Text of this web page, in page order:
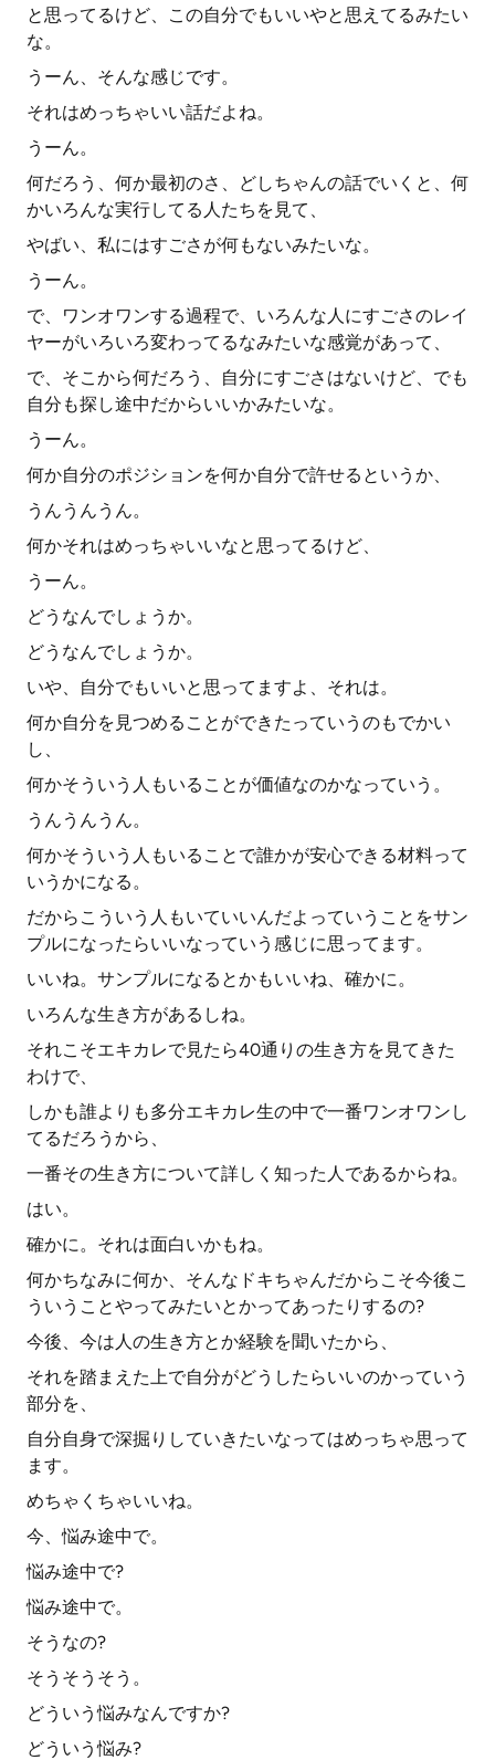
と思ってるけど、この自分でもいいやと思えてるみたい
な。
うーん、そんな感じです。
それはめっちゃいい話だよね。
うーん。
何だろう、何か最初のさ、どしちゃんの話でいくと、何
かいろんな実行してる人たちを見て、
やばい、私にはすごさが何もないみたいな。
うーん。
で、ワンオワンする過程で、いろんな人にすごさのレイ
ヤーがいろいろ変わってるなみたいな感覚があって、
で、そこから何だろう、自分にすごさはないけど、でも
自分も探し途中だからいいかみたいな。
うーん。
何か自分のポジションを何か自分で許せるというか、
うんうんうん。
何かそれはめっちゃいいなと思ってるけど、
うーん。
どうなんでしょうか。
どうなんでしょうか。
いや、自分でもいいと思ってますよ、それは。
何か自分を見つめることができたっていうのもでかい
し、
何かそういう人もいることが価値なのかなっていう。
うんうんうん。
何かそういう人もいることで誰かが安心できる材料って
いうかになる。
だからこういう人もいていいんだよっていうことをサン
プルになったらいいなっていう感じに思ってます。
いいね。サンプルになるとかもいいね、確かに。
いろんな生き方があるしね。
それこそエキカレで見たら40通りの生き方を見てきた
わけで、
しかも誰よりも多分エキカレ生の中で一番ワンオワンし
てるだろうから、
一番その生き方について詳しく知った人であるからね。
はい。
確かに。それは面白いかもね。
何かちなみに何か、そんなドキちゃんだからこそ今後こ
ういうことやってみたいとかってあったりするの?
今後、今は人の生き方とか経験を聞いたから、
それを踏まえた上で自分がどうしたらいいのかっていう
部分を、
自分自身で深掘りしていきたいなってはめっちゃ思って
ます。
めちゃくちゃいいね。
今、悩み途中で。
悩み途中で?
悩み途中で。
そうなの?
そうそうそう。
どういう悩みなんですか?
どういう悩み?